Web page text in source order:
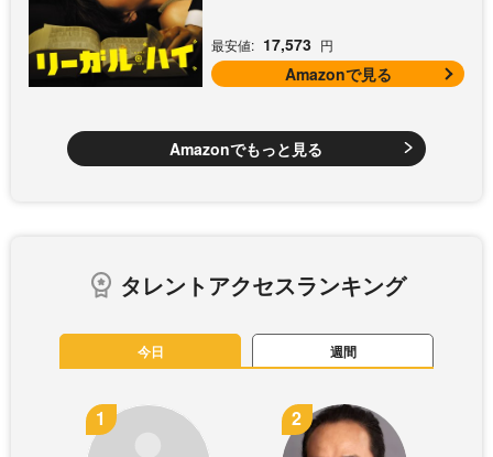
最安値: 17,573 円
Amazonで見る
Amazonでもっと見る
タレントアクセスランキング
今日 週間